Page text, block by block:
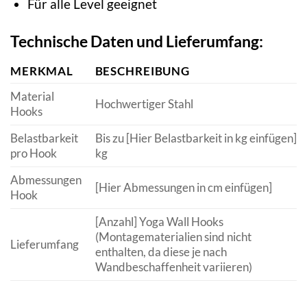
Für alle Level geeignet
Technische Daten und Lieferumfang:
MERKMAL
BESCHREIBUNG
Material
Hooks
Hochwertiger Stahl
Belastbarkeit
pro Hook
Bis zu [Hier Belastbarkeit in kg einfügen]
kg
Abmessungen
Hook
[Hier Abmessungen in cm einfügen]
Lieferumfang
[Anzahl] Yoga Wall Hooks
(Montagematerialien sind nicht
enthalten, da diese je nach
Wandbeschaffenheit variieren)